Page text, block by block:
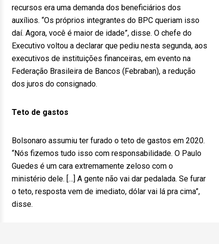
recursos era uma demanda dos beneficiários dos
auxílios. “Os próprios integrantes do BPC queriam isso
daí. Agora, você é maior de idade”, disse. O chefe do
Executivo voltou a declarar que pediu nesta segunda, aos
executivos de instituições financeiras, em evento na
Federação Brasileira de Bancos (Febraban), a redução
dos juros do consignado.
Teto de gastos
Bolsonaro assumiu ter furado o teto de gastos em 2020.
“Nós fizemos tudo isso com responsabilidade. O Paulo
Guedes é um cara extremamente zeloso com o
ministério dele. […] A gente não vai dar pedalada. Se furar
o teto, resposta vem de imediato, dólar vai lá pra cima”,
disse.